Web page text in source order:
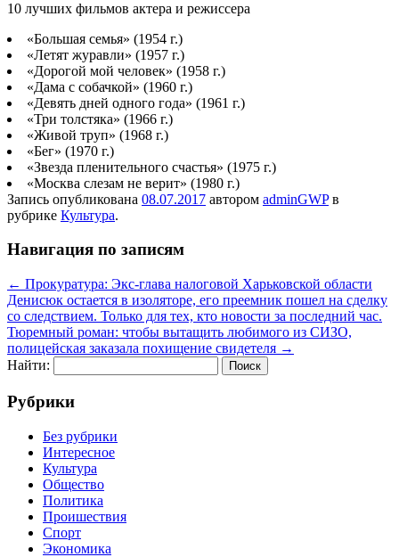
10 лучших фильмов актера и режиссера
«Большая семья» (1954 г.)
«Летят журавли» (1957 г.)
«Дорогой мой человек» (1958 г.)
«Дама с собачкой» (1960 г.)
«Девять дней одного года» (1961 г.)
«Три толстяка» (1966 г.)
«Живой труп» (1968 г.)
«Бег» (1970 г.)
«Звезда пленительного счастья» (1975 г.)
«Москва слезам не верит» (1980 г.)
Запись опубликована 08.07.2017 автором adminGWPв
рубрике Культура.
Навигация по записям
← Прокуратура: Экс-глава налоговой Харьковской области
Денисюк остается в изоляторе, его преемник пошел на сделку
со следствием. Только для тех, кто новости за последний час.
Тюремный роман: чтобы вытащить любимого из СИЗО,
полицейская заказала похищение свидетеля →
Найти:
Рубрики
Без рубрики
Интересное
Культура
Общество
Политика
Проишествия
Спорт
Экономика